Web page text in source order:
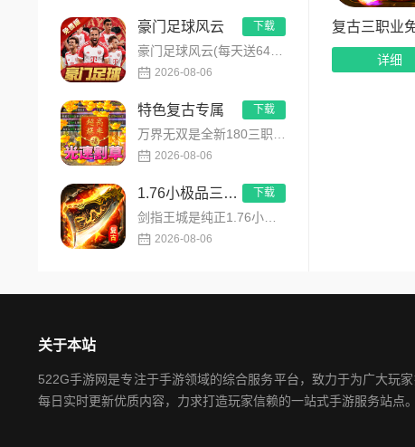
豪门足球风云
豪门足球风云(每天送648)是FIFPRO国际职业球员协会正版授权3D足球经理手游，搭载顶级动作捕捉技术，还...
2026-08-06
下载
特色复古专属
万界无双是全新180三职业神技觉醒复古专属传奇手游，复古玩法创新升级，无套路无暗坑！全地图掉落百件专属装备，...
2026-08-06
下载
1.76小极品三职业
剑指王城是纯正1.76小极品三职业复古传奇手游，永久内置3折福利，完美复刻原版玛法画面与经典玩法！每日免费送...
2026-08-06
下载
复古三职业
详细
关于本站
522G手游网是专注于手游领域的综合服务平台，致力于为广大玩
每日实时更新优质内容，力求打造玩家信赖的一站式手游服务站点。